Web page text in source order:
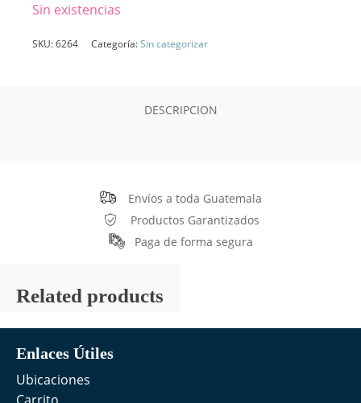
Sin existencias
SKU:6264 Categoría:Sin categorizar
DESCRIPCION
Envíos a toda Guatemala
Productos Garantizados
Paga de forma segura
Related products
Enlaces Útiles
Ubicaciones